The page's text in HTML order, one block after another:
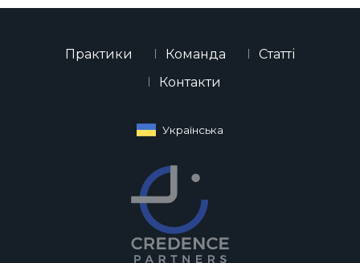
Практики Команда
Статті
Контакти
Українська